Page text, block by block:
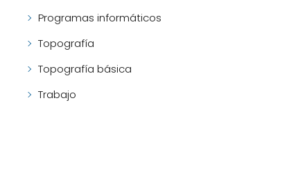
Programas informáticos
Topografía
Topografía básica
Trabajo